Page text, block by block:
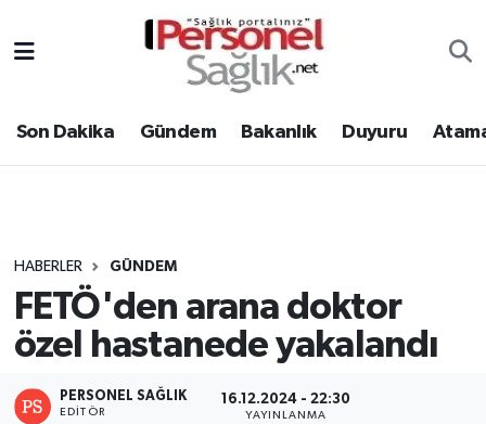
Son Dakika Gündem Bakanlık Duyuru
HABERLER GÜNDEM
FETÖ'den arana doktor
özel hastanede yakalandı
PERSONEL SAĞLIK
EDITÖR
16.12.2024 - 22:30
YAYINLANMA
Gündem
Atamalar
Mevzuat
Sendika
Nöbetçi Eczaneler
Hava Durumu
Tüm Manşetler
Son Dakika Haberleri
Haber Arşivi